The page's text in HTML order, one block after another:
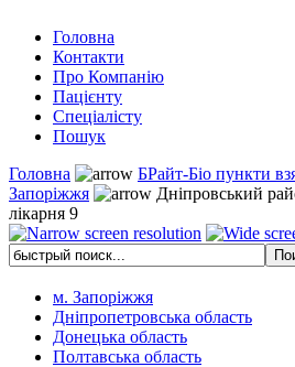
Головна
Контакти
Про Компанію
Пацієнту
Спеціалісту
Пошук
Головна
БРайт-Біо пункти
Запоріжжя
Дніпровський
лікарня 9
м. Запоріжжя
Дніпропетровська область
Донецька область
Полтавська область